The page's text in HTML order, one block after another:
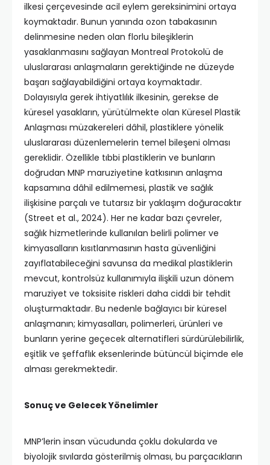
ilkesi çerçevesinde acil eylem gereksinimini ortaya
koymaktadır. Bunun yanında ozon tabakasının
delinmesine neden olan florlu bileşiklerin
yasaklanmasını sağlayan Montreal Protokolü de
uluslararası anlaşmaların gerektiğinde ne düzeyde
başarı sağlayabildiğini ortaya koymaktadır.
Dolayısıyla gerek ihtiyatlılık ilkesinin, gerekse de
küresel yasakların, yürütülmekte olan Küresel Plastik
Anlaşması müzakereleri dâhil, plastiklere yönelik
uluslararası düzenlemelerin temel bileşeni olması
gereklidir. Özellikle tıbbi plastiklerin ve bunların
doğrudan MNP maruziyetine katkısının anlaşma
kapsamına dâhil edilmemesi, plastik ve sağlık
ilişkisine parçalı ve tutarsız bir yaklaşım doğuracaktır
(Street et al., 2024). Her ne kadar bazı çevreler,
sağlık hizmetlerinde kullanılan belirli polimer ve
kimyasalların kısıtlanmasının hasta güvenliğini
zayıflatabileceğini savunsa da medikal plastiklerin
mevcut, kontrolsüz kullanımıyla ilişkili uzun dönem
maruziyet ve toksisite riskleri daha ciddi bir tehdit
oluşturmaktadır. Bu nedenle bağlayıcı bir küresel
anlaşmanın; kimyasalları, polimerleri, ürünleri ve
bunların yerine geçecek alternatifleri sürdürülebilirlik,
eşitlik ve şeffaflık eksenlerinde bütüncül biçimde ele
alması gerekmektedir.
Sonuç ve Gelecek Yönelimler
MNP’lerin insan vücudunda çoklu dokularda ve
biyolojik sıvılarda gösterilmiş olması, bu parçacıkların